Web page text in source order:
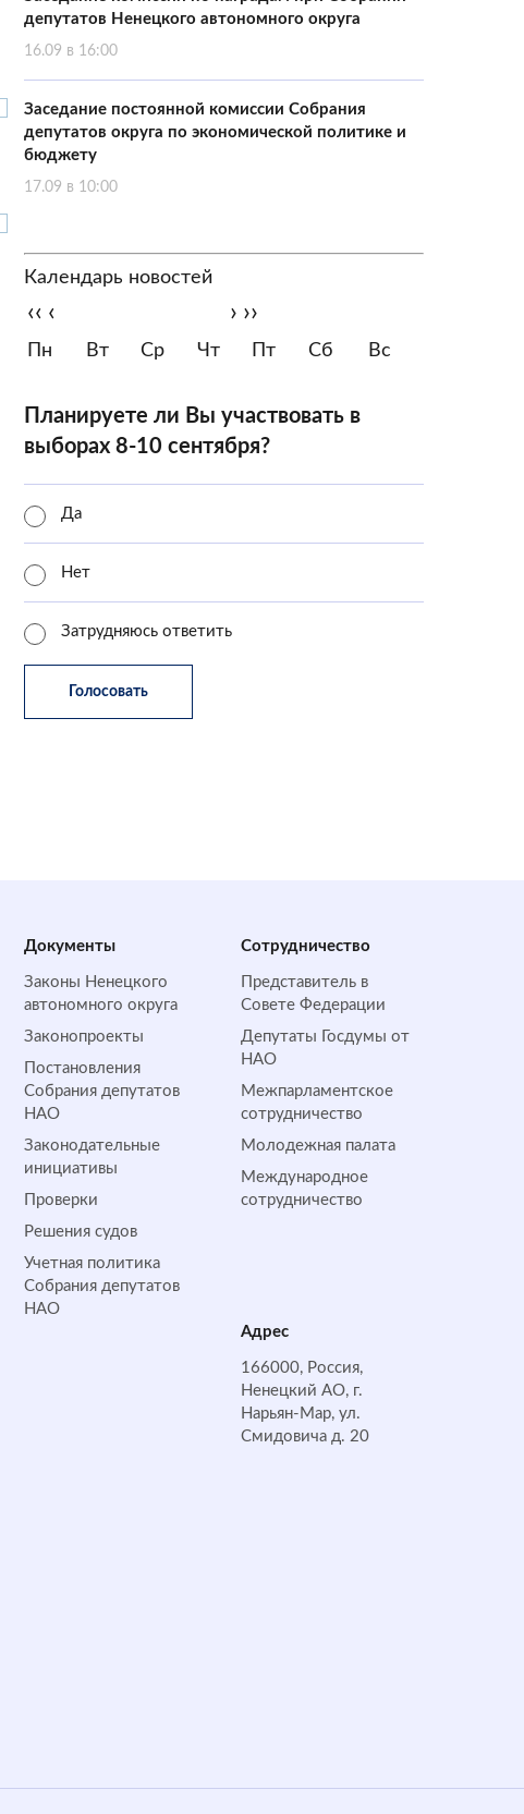
депутатов Ненецкого автономного округа
16.09 в 16:00
Заседание постоянной комиссии Собрания
депутатов округа по экономической политике и
бюджету
17.09 в 10:00
Календарь новостей
‹‹ ‹ › ››
Пн Вт Ср Чт Пт Сб Вс
Планируете ли Вы участвовать в
выборах 8-10 сентября?
Да
Нет
Затрудняюсь ответить
Документы
Законы Ненецкого
автономного округа
Законопроекты
Постановления
Собрания депутатов
НАО
Законодательные
инициативы
Проверки
Решения судов
Учетная политика
Собрания депутатов
НАО
Сотрудничество
Представитель в
Совете Федерации
Депутаты Госдумы от
НАО
Межпарламентское
сотрудничество
Молодежная палата
Международное
сотрудничество
Адрес
166000, Россия,
Ненецкий АО, г.
Нарьян-Мар, ул.
Смидовича д. 20